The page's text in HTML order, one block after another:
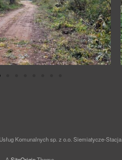
Komunalnych sp. z o.o. Siemiatycze-Stacja